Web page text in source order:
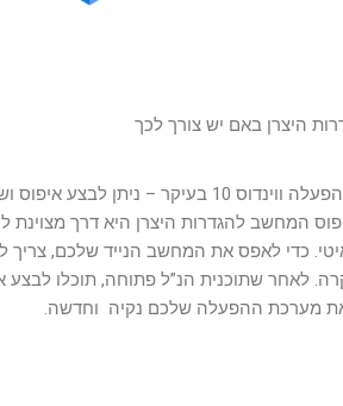
לרוב המחשבים כיום ולמערכת הפעלה
המחשב להגדרות היצרן היא דרך
כדי לאפס את המחשב הנייד שלכם, צריך
לאחר שתוכנית הנ”ל פתוחה, תוכלו
את מערכת ההפעלה שלכם נקיה וחדשה.